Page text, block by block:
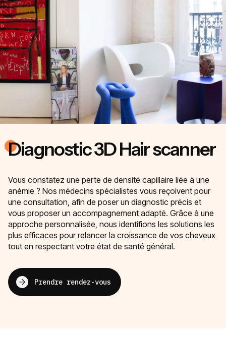
Diagnostic 3D Hair scanner
Vous constatez une perte de densité capillaire liée à une
anémie ? Nos médecins spécialistes vous reçoivent pour
une consultation, afin de poser un diagnostic précis et
vous proposer un accompagnement adapté. Grâce à une
approche personnalisée, nous identifions les solutions les
plus efficaces pour relancer la croissance de vos cheveux
tout en respectant votre état de santé général.
Prendre rendez-vous